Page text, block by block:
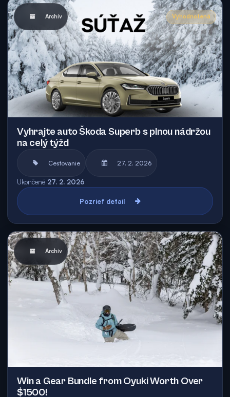
Archív Vyhodnotená
Vyhrajte auto Škoda Superb s plnou nádržou
na celý týžd
Cestovanie 27. 2. 2026
Ukončené 27. 2. 2026
Pozrieť detail
Archív
Win a Gear Bundle from Oyuki Worth Over
$1500!